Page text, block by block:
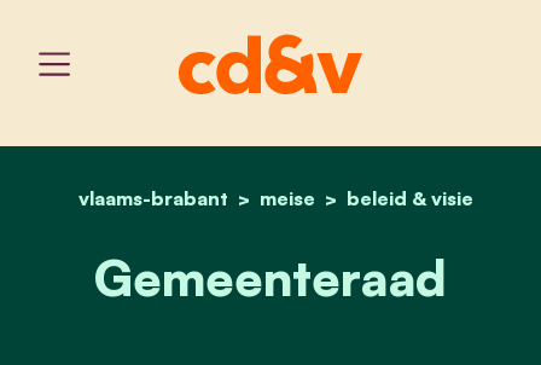
home
vlaams-brabant meise beleid & visie
gemeenteraad
Gemeenteraad